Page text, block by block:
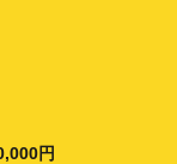
円